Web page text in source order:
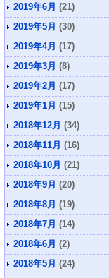
2019年6月 (21)
2019年5月 (30)
2019年4月 (17)
2019年3月 (8)
2019年2月 (17)
2019年1月 (15)
2018年12月 (34)
2018年11月 (16)
2018年10月 (21)
2018年9月 (20)
2018年8月 (19)
2018年7月 (14)
2018年6月 (2)
2018年5月 (24)